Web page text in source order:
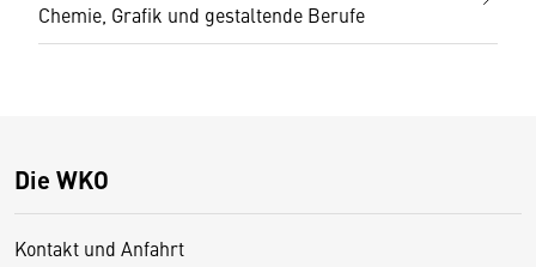
Chemie, Grafik und gestaltende Berufe
Die WKO
Kontakt und Anfahrt